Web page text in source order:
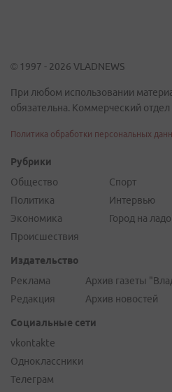
© 1997 - 2026 VLADNEWS
При любом использовании
обязательна. Коммерческий
Политика обработки персональных
Рубрики
Общество
Политика
Экономика
Происшествия
Спорт
Интервью
Город на
Издательство
Реклама
Редакция
Архив газеты
Архив новостей
Социальные сети
vkontakte
Одноклассники
Телеграм